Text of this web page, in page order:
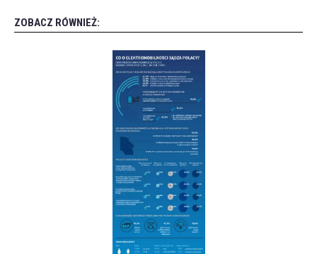
ZOBACZ RÓWNIEŻ: